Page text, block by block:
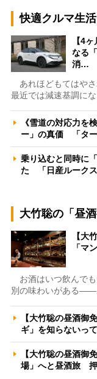
快適クルマ生
【4
なる
消…
あれほどもてはやさ
最近では減速基調に
《雪道の対応力を
ー」の真価 「タ
乗り込むと同時に
た 「日産ルーク
大竹聡の「昼酒
【大
「マ
お酒はいつ飲んでも
別の味わいがある――
【大竹聡の昼酒御
ギ」を知らない
【大竹聡の昼酒御
場」へと昼酒旅